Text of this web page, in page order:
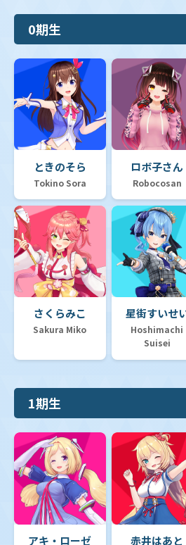
0期生
ときのそら
Tokino Sora
ロボ子さん
Robocosan
さくらみこ
Sakura Miko
星街すいせ
Hoshimachi
Suisei
1期生
アキ・ローゼ 赤井はあと